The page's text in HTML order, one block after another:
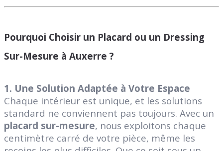
Pourquoi Choisir un Placard ou un Dressing
Sur-Mesure à Auxerre ?
1. Une Solution Adaptée à Votre Espace
Chaque intérieur est unique, et les solutions
standard ne conviennent pas toujours. Avec un
placard sur-mesure, nous exploitons chaque
centimètre carré de votre pièce, même les